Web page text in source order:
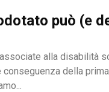
può (e
alla disabilità
della